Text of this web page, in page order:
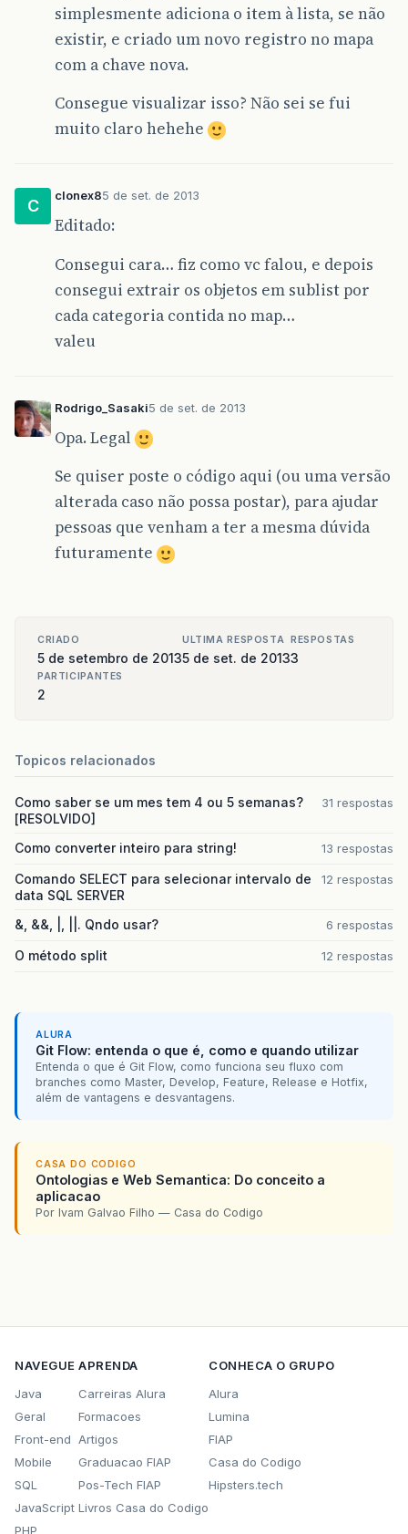
simplesmente adiciona o item à lista, se não
existir, e criado um novo registro no mapa
com a chave nova.
Consegue visualizar isso? Não sei se fui
muito claro hehehe
C
clonex85 de set. de 2013
Editado:
Consegui cara… fiz como vc falou, e depois
consegui extrair os objetos em sublist por
cada categoria contida no map…
valeu
Rodrigo_Sasaki5 de set. de 2013
Opa. Legal
Se quiser poste o código aqui (ou uma versão
alterada caso não possa postar), para ajudar
pessoas que venham a ter a mesma dúvida
futuramente
CRIADO
5 de setembro de 2013
ULTIMA RESPOSTA
5 de set. de 2013
RESPOSTAS
3
PARTICIPANTES
2
Topicos relacionados
Como saber se um mes tem 4 ou 5 semanas?
[RESOLVIDO]
31 respostas
Como converter inteiro para string! 13 respostas
Comando SELECT para selecionar intervalo de
data SQL SERVER
12 respostas
&, &&, |, ||. Qndo usar? 6 respostas
O método split 12 respostas
ALURA
Git Flow: entenda o que é, como e quando utilizar
Entenda o que é Git Flow, como funciona seu fluxo com
branches como Master, Develop, Feature, Release e Hotfix,
além de vantagens e desvantagens.
CASA DO CODIGO
Ontologias e Web Semantica: Do conceito a
aplicacao
Por Ivam Galvao Filho — Casa do Codigo
NAVEGUE
Java
Geral
Front-end
Mobile
SQL
JavaScript
PHP
APRENDA
Carreiras Alura
Formacoes
Artigos
Graduacao FIAP
Pos-Tech FIAP
Livros Casa do Codigo
CONHECA O GRUPO
Alura
Lumina
FIAP
Casa do Codigo
Hipsters.tech